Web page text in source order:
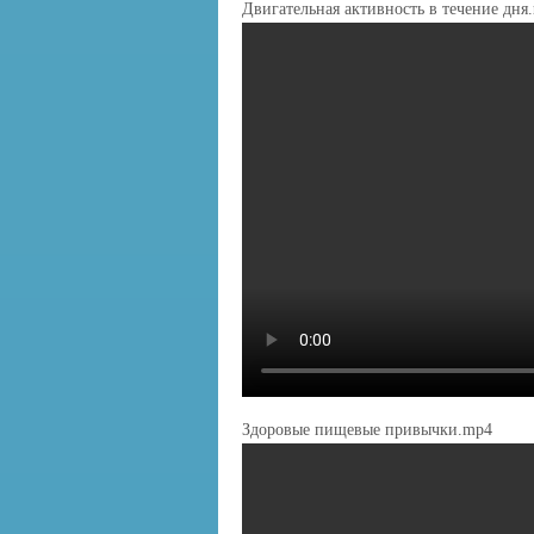
Двигательная активность в течение
Здоровые пищевые привычки.mp4